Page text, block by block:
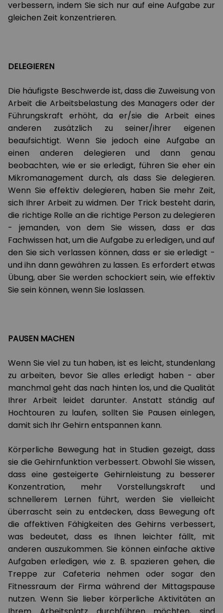
verbessern, indem Sie sich nur auf eine Aufgabe zur
gleichen Zeit konzentrieren.
DELEGIEREN
Die häufigste Beschwerde ist, dass die Zuweisung von
Arbeit die Arbeitsbelastung des Managers oder der
Führungskraft erhöht, da er/sie die Arbeit eines
anderen zusätzlich zu seiner/ihrer eigenen
beaufsichtigt. Wenn Sie jedoch eine Aufgabe an
einen anderen delegieren und dann genau
beobachten, wie er sie erledigt, führen Sie eher ein
Mikromanagement durch, als dass Sie delegieren.
Wenn Sie effektiv delegieren, haben Sie mehr Zeit,
sich Ihrer Arbeit zu widmen. Der Trick besteht darin,
die richtige Rolle an die richtige Person zu delegieren
- jemanden, von dem Sie wissen, dass er das
Fachwissen hat, um die Aufgabe zu erledigen, und auf
den Sie sich verlassen können, dass er sie erledigt -
und ihn dann gewähren zu lassen. Es erfordert etwas
Übung, aber Sie werden schockiert sein, wie effektiv
Sie sein können, wenn Sie loslassen.
PAUSEN MACHEN
Wenn Sie viel zu tun haben, ist es leicht, stundenlang
zu arbeiten, bevor Sie alles erledigt haben - aber
manchmal geht das nach hinten los, und die Qualität
Ihrer Arbeit leidet darunter. Anstatt ständig auf
Hochtouren zu laufen, sollten Sie Pausen einlegen,
damit sich Ihr Gehirn entspannen kann.
Körperliche Bewegung hat in Studien gezeigt, dass
sie die Gehirnfunktion verbessert. Obwohl Sie wissen,
dass eine gesteigerte Gehirnleistung zu besserer
Konzentration, mehr Vorstellungskraft und
schnellerem Lernen führt, werden Sie vielleicht
überrascht sein zu entdecken, dass Bewegung oft
die affektiven Fähigkeiten des Gehirns verbessert,
was bedeutet, dass es Ihnen leichter fällt, mit
anderen auszukommen. Sie können einfache aktive
Aufgaben erledigen, wie z. B. spazieren gehen, die
Treppe zur Cafeteria nehmen oder sogar den
Fitnessraum der Firma während der Mittagspause
nutzen. Wenn Sie lieber körperliche Aktivitäten an